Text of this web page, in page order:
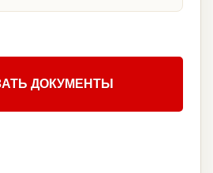
ДОКУМЕНТЫ